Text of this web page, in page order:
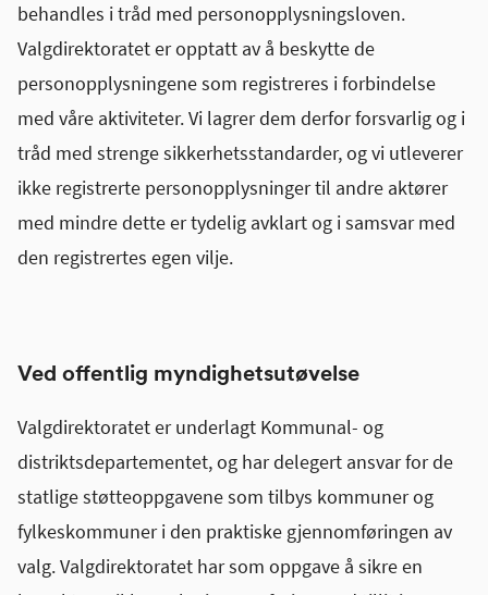
behandles i tråd med personopplysningsloven.
Valgdirektoratet er opptatt av å beskytte de
personopplysningene som registreres i forbindelse
med våre aktiviteter. Vi lagrer dem derfor forsvarlig og i
tråd med strenge sikkerhetsstandarder, og vi utleverer
ikke registrerte personopplysninger til andre aktører
med mindre dette er tydelig avklart og i samsvar med
den registrertes egen vilje.
Ved offentlig myndighetsutøvelse
Valgdirektoratet er underlagt Kommunal- og
distriktsdepartementet, og har delegert ansvar for de
statlige støtteoppgavene som tilbys kommuner og
fylkeskommuner i den praktiske gjennomføringen av
valg. Valgdirektoratet har som oppgave å sikre en